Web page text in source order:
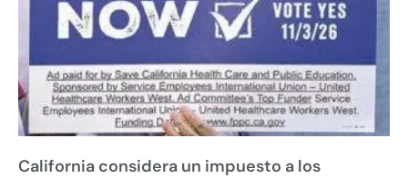
California considera un impuesto a los